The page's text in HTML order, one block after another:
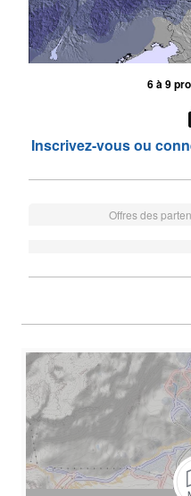
6 à 9
Inscrivez-vous ou
Offres des